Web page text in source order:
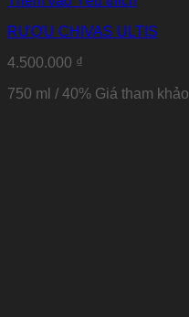
RƯỢU CHIVAS ULTIS
4.500.000 ₫
750 ml / 40% Giá tham khảo